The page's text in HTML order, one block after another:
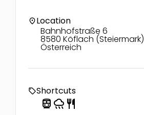
location_onLocation
Bahnhofstraße 6
8580 Köflach (Steiermark)
Österreich
local_offerShortcuts
directions_transit rainy restaurant